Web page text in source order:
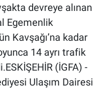
devreye alınan
Egemenlik
Kavşağı’na kadar
14 ayrı trafik
(İGFA) -
Ulaşım Dairesi